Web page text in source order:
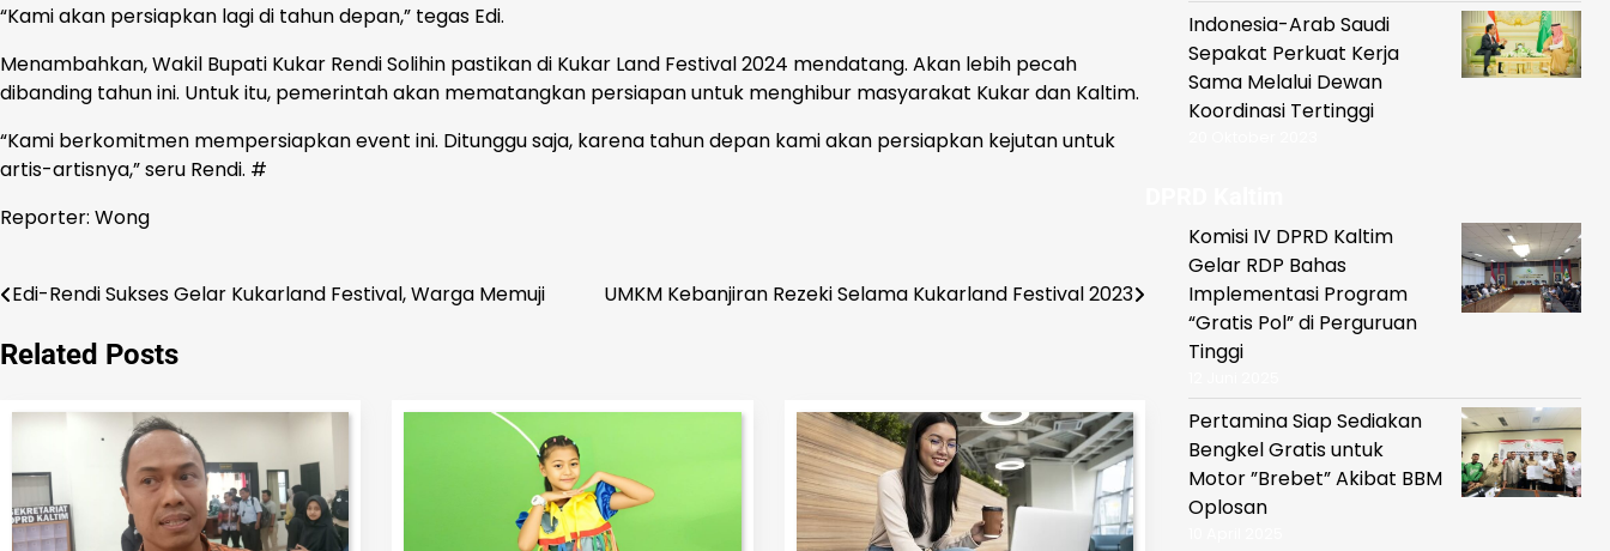
“Kami akan persiapkan lagi di tahun depan,” tegas Edi.
Menambahkan, Wakil Bupati Kukar Rendi Solihin pastikan di Kukar Land Festival 2024 mendatang. Akan lebih pecah
dibanding tahun ini. Untuk itu, pemerintah akan mematangkan persiapan untuk menghibur masyarakat Kukar dan Kaltim.
“Kami berkomitmen mempersiapkan event ini. Ditunggu saja, karena tahun depan kami akan persiapkan kejutan untuk
artis-artisnya,” seru Rendi. #
Reporter: Wong
Navigasi
pos
Edi-Rendi Sukses Gelar Kukarland Festival, Warga Memuji UMKM Kebanjiran Rezeki Selama Kukarland Festival 2023
Related Posts
Indonesia-Arab Saudi
Sepakat Perkuat Kerja
Sama Melalui Dewan
Koordinasi Tertinggi
Komisi IV DPRD Kaltim
Gelar RDP Bahas
Implementasi Program
“Gratis Pol” di Perguruan
Tinggi
Pertamina Siap Sediakan
Bengkel Gratis untuk
Motor ”Brebet” Akibat BBM
Oplosan